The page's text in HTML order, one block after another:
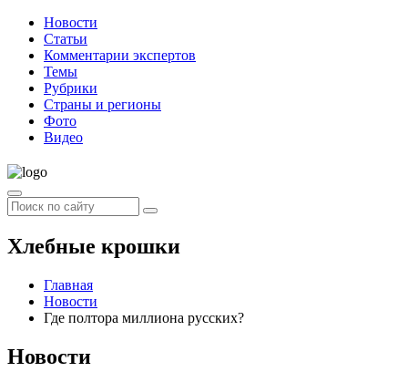
Новости
Статьи
Комментарии экспертов
Темы
Рубрики
Страны и регионы
Фото
Видео
Хлебные крошки
Главная
Новости
Где полтора миллиона русских?
Новости